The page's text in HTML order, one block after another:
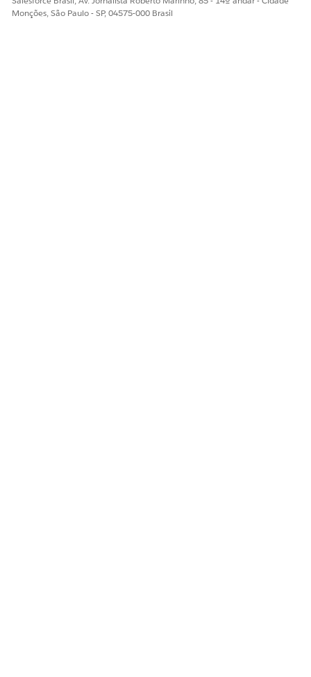
Monções, São Paulo - SP, 04575-000 Brasil